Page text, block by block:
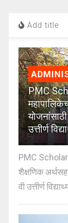
Add title
PMC
उत्तीर्ण
PMC
शैक्षणिक
वी उत्तीर्ण